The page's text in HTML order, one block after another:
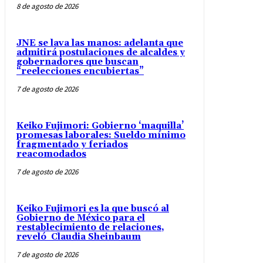
8 de agosto de 2026
JNE se lava las manos: adelanta que
admitirá postulaciones de alcaldes y
gobernadores que buscan
“reelecciones encubiertas”
7 de agosto de 2026
Keiko Fujimori: Gobierno ‘maquilla’
promesas laborales: Sueldo mínimo
fragmentado y feriados
reacomodados
7 de agosto de 2026
Keiko Fujimori es la que buscó al
Gobierno de México para el
restablecimiento de relaciones,
reveló Claudia Sheinbaum
7 de agosto de 2026